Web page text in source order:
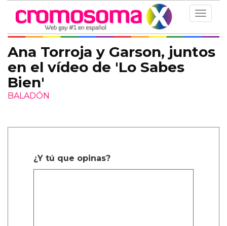
Toggle
Ana Torroja y Garson, juntos
en el vídeo de 'Lo Sabes
Bien'
BALADÓN
¿Y tú que opinas?